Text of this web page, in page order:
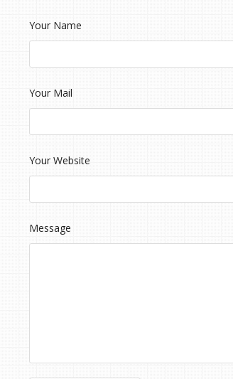
Your Name
Your Mail
Your Website
Message